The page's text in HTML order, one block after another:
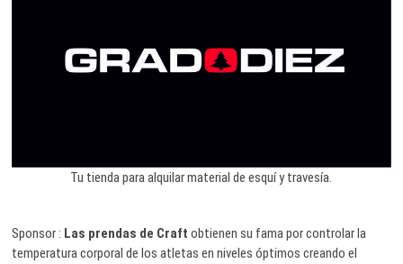
Tu tienda para alquilar material de esquí y travesía.
Sponsor : Las prendas de Craft obtienen su fama por controlar la
temperatura corporal de los atletas en niveles óptimos creando el